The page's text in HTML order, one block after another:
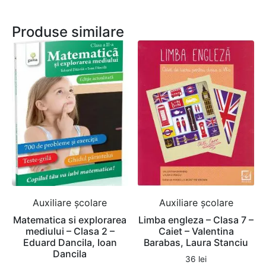
Produse similare
Auxiliare şcolare
Matematica si explorarea
mediului – Clasa 2 –
Eduard Dancila, Ioan
Dancila
Auxiliare şcolare
Limba engleza – Clasa 7 –
Caiet – Valentina
Barabas, Laura Stanciu
36 lei